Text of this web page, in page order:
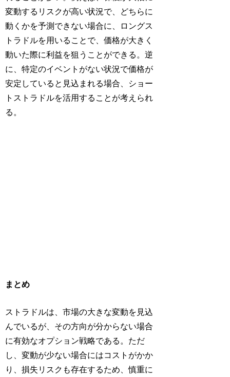
変動するリスクが高い状況で、どちらに
動くかを予測できない場合に、ロングス
トラドルを用いることで、価格が大きく
動いた際に利益を狙うことができる。逆
に、特定のイベントがない状況で価格が
安定していると見込まれる場合、ショー
トストラドルを活用することが考えられ
る。
まとめ
ストラドルは、市場の大きな変動を見込
んでいるが、その方向が分からない場合
に有効なオプション戦略である。ただ
し、変動が少ない場合にはコストがかか
り、損失リスクも存在するため、慎重に